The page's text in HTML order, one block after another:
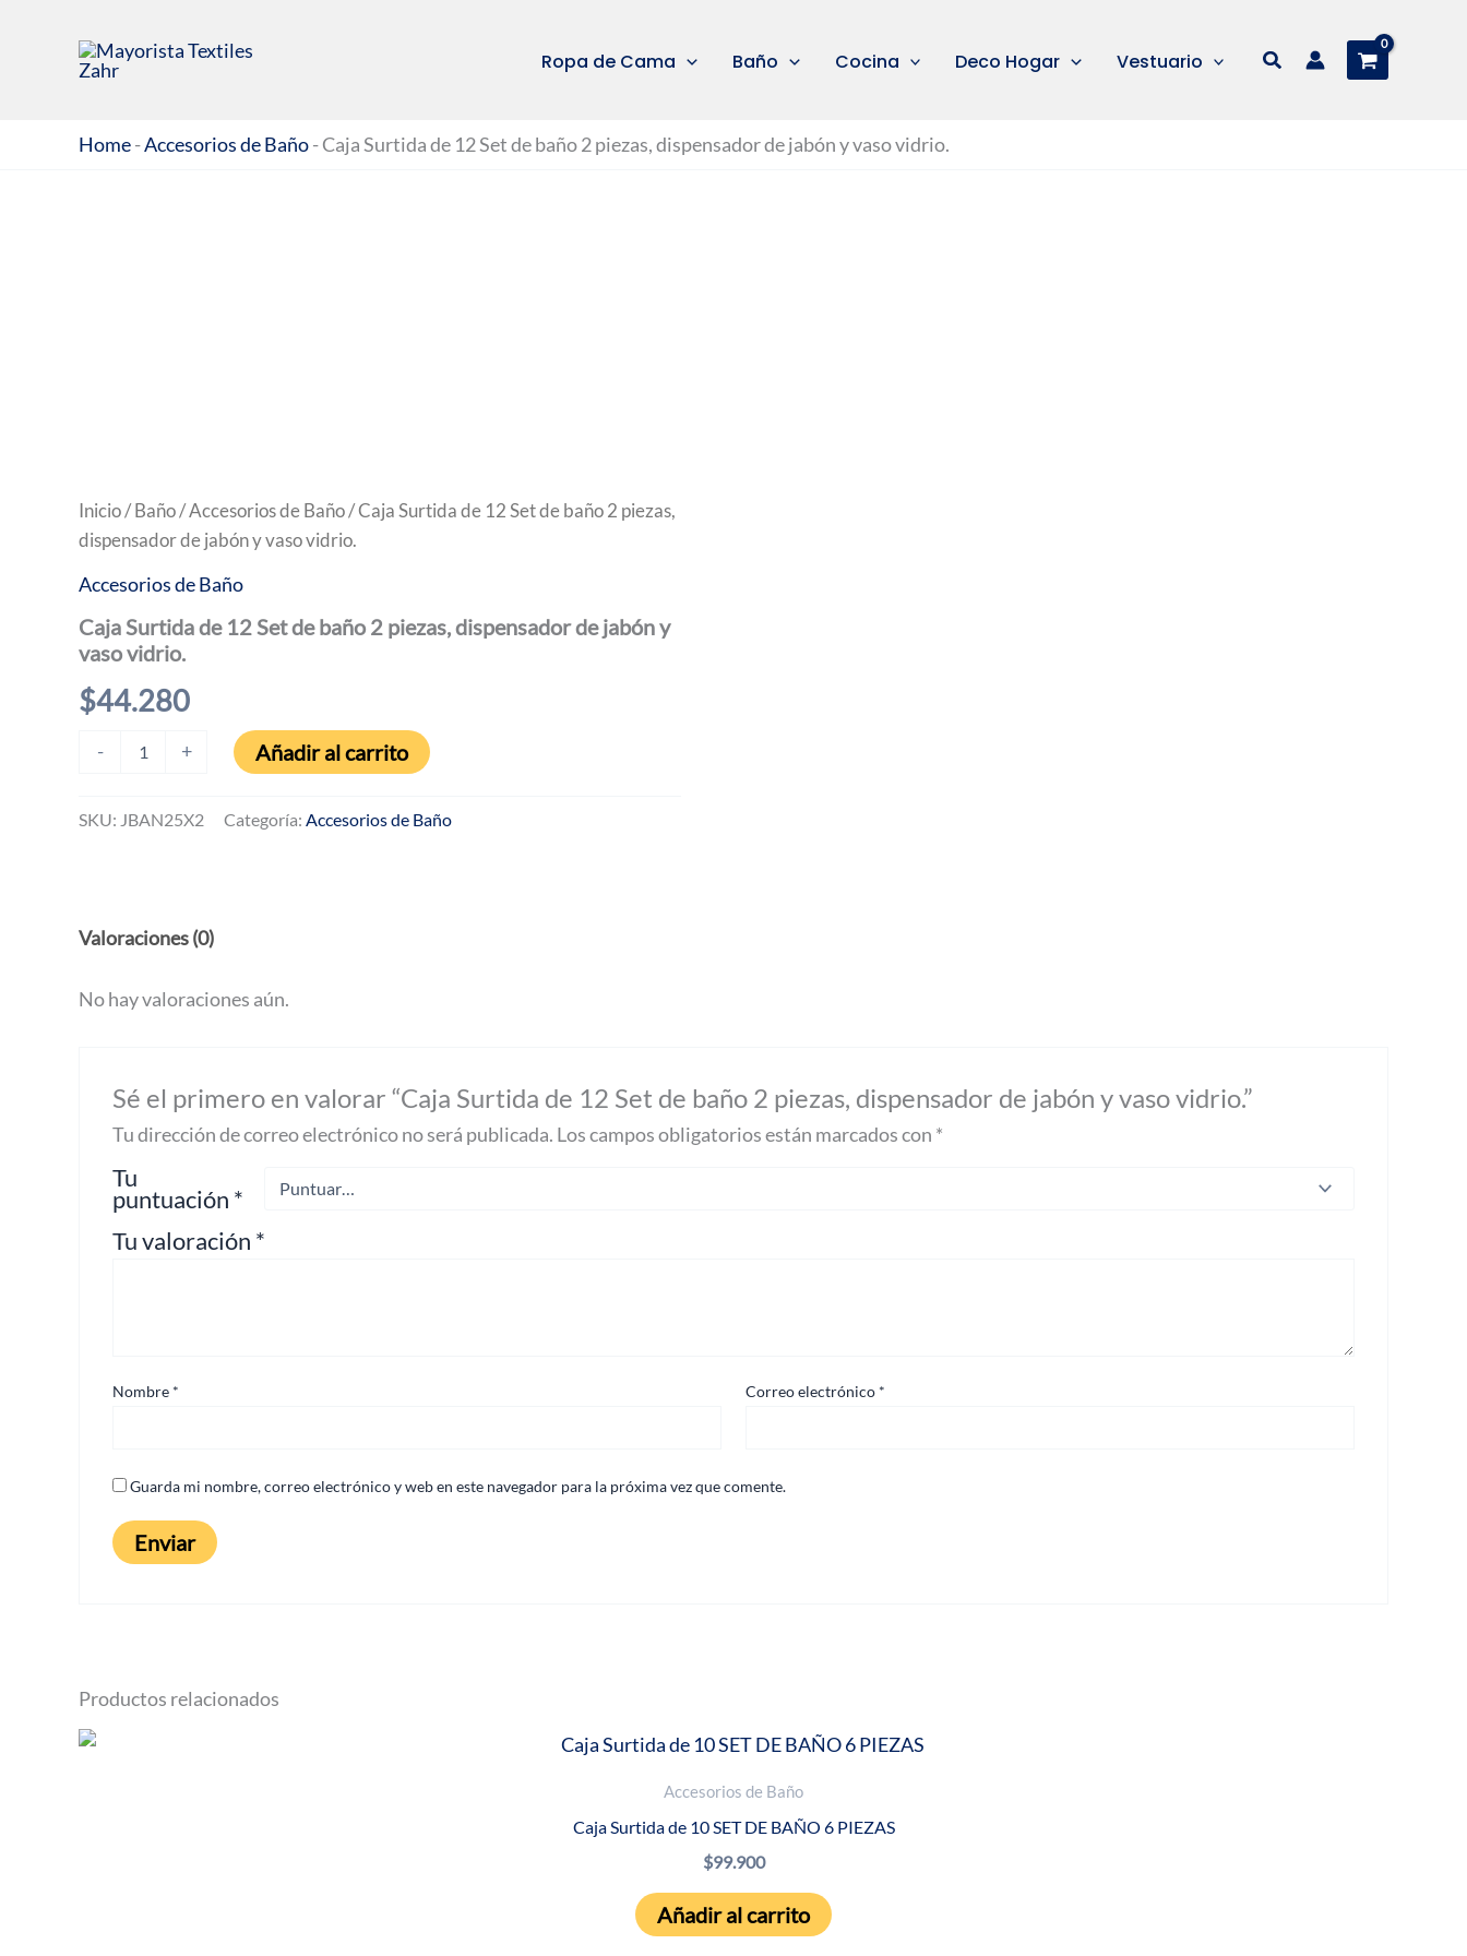
contenido
Ropa de Cama Baño Cocina Deco Hogar Vestuario Buscar
Home-Accesorios de Baño-Caja Surtida de 12 Set de baño 2 piezas, dispensador de jabón y vaso vidrio.
Inicio/ Baño/Accesorios de Baño/ Caja Surtida de 12 Set de baño 2 piezas,
dispensador de jabón y vaso vidrio.
Accesorios de Baño
Caja Surtida de 12 Set de baño 2 piezas, dispensador de jabón y
vaso vidrio.
$44.280
-
Set
dispensador
y
+ Añadir al carrito
SKU: JBAN25X2 Categoría: Accesorios de Baño
Valoraciones (0)
No hay valoraciones aún.
Sé el primero en valorar “Caja Surtida de 12 Set de baño 2 piezas, dispensador de jabón y vaso vidrio.”
Tu dirección de correo electrónico no será publicada. Los campos obligatorios están marcados con *
Tu
puntuación *
Tu valoración *
Nombre * Correo electrónico *
Guarda mi nombre, correo electrónico y web en este navegador para la próxima vez que comente.
Productos relacionados
Accesorios de Baño
Caja Surtida de 10 SET DE BAÑO 6 PIEZAS
$99.900
Añadir al carrito